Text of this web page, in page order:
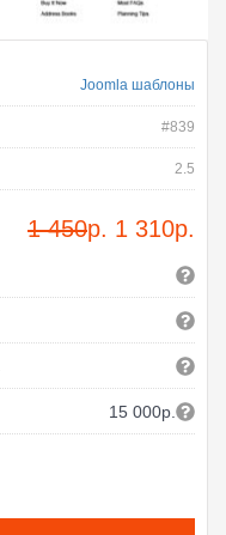
Joomla шаблоны
#839
2.5
1 450р. 1 310р.
15 000р.